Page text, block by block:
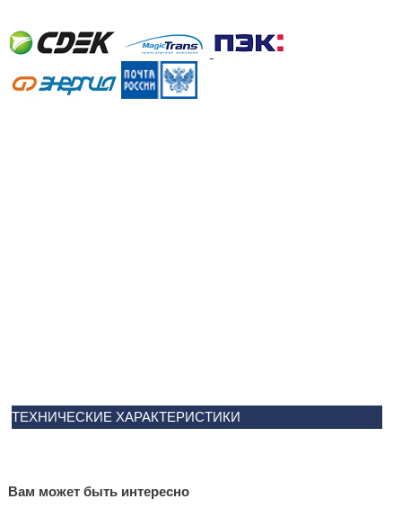
ТЕХНИЧЕСКИЕ ХАРАКТЕРИСТИКИ
Вам может быть интересно